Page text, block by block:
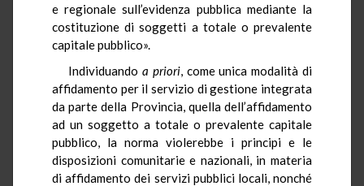
e regionale sull’evidenza pubblica mediante la
costituzione di soggetti a totale o prevalente
capitale pubblico».
Individuando a priori, come unica modalità di
affidamento per il servizio di gestione integrata
da parte della Provincia, quella dell’affidamento
ad un soggetto a totale o prevalente capitale
pubblico, la norma violerebbe i principi e le
disposizioni comunitarie e nazionali, in materia
di affidamento dei servizi pubblici locali, nonché